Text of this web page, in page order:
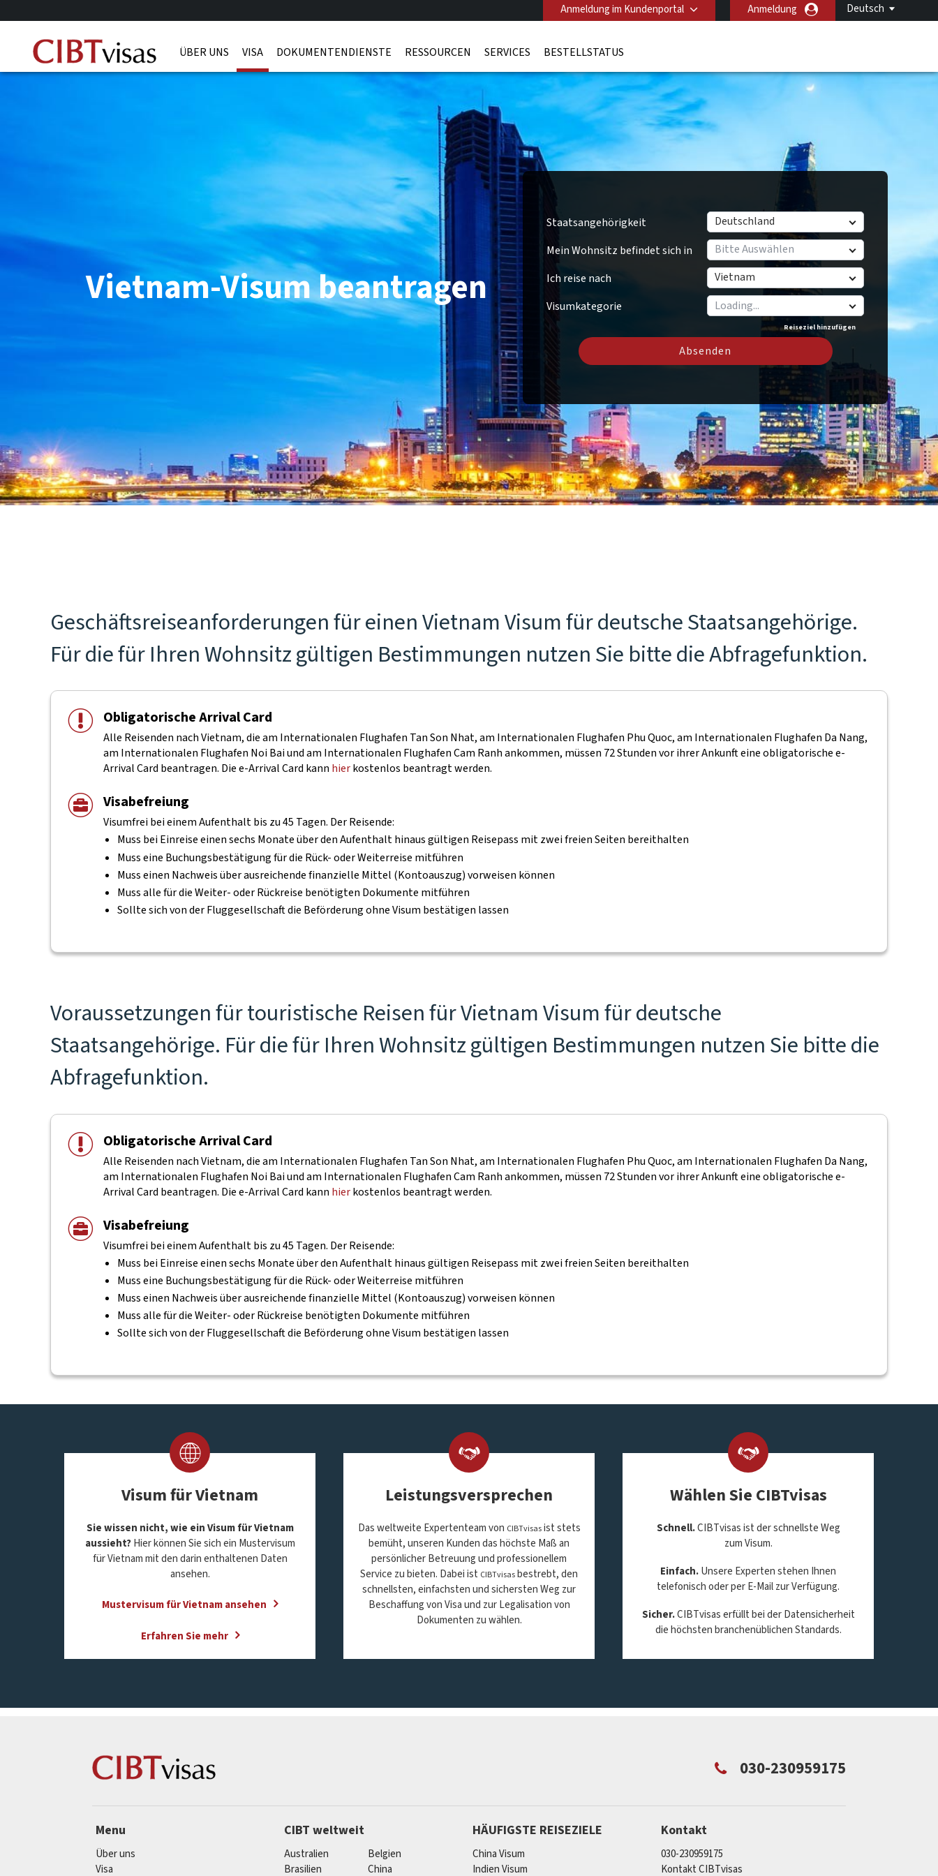
Deutsch
Anmeldung im Kundenportal Anmeldung
ÜBER UNS VISA DOKUMENTENDIENSTE RESSOURCEN SERVICES BESTELLSTATUS
Staatsangehörigkeit
Deutschland
Mein Wohnsitz befindet sich in
Bitte Auswählen
Ich reise nach
Vietnam
Visumkategorie
Reiseziel hinzufügen
Absenden
Vietnam-Visum beantragen
Geschäftsreiseanforderungen für einen Vietnam Visum für deutsche Staatsangehörige.
Für die für Ihren Wohnsitz gültigen Bestimmungen nutzen Sie bitte die Abfragefunktion.
Obligatorische Arrival Card
Alle Reisenden nach Vietnam, die am Internationalen Flughafen Tan Son Nhat, am Internationalen Flughafen Phu Quoc, am Internationalen Flughafen Da Nang,
am Internationalen Flughafen Noi Bai und am Internationalen Flughafen Cam Ranh ankommen, müssen 72 Stunden vor ihrer Ankunft eine obligatorische e-
Arrival Card beantragen. Die e-Arrival Card kann hierkostenlos beantragt werden.
Visabefreiung
Visumfrei bei einem Aufenthalt bis zu 45 Tagen. Der Reisende:
Muss bei Einreise einen sechs Monate über den Aufenthalt hinaus gültigen Reisepass mit zwei freien Seiten bereithalten
Muss eine Buchungsbestätigung für die Rück- oder Weiterreise mitführen
Muss einen Nachweis über ausreichende finanzielle Mittel (Kontoauszug) vorweisen können
Muss alle für die Weiter- oder Rückreise benötigten Dokumente mitführen
Sollte sich von der Fluggesellschaft die Beförderung ohne Visum bestätigen lassen
Voraussetzungen für touristische Reisen für Vietnam Visum für deutsche
Staatsangehörige. Für die für Ihren Wohnsitz gültigen Bestimmungen nutzen Sie bitte die
Abfragefunktion.
Obligatorische Arrival Card
Alle Reisenden nach Vietnam, die am Internationalen Flughafen Tan Son Nhat, am Internationalen Flughafen Phu Quoc, am Internationalen Flughafen Da Nang,
am Internationalen Flughafen Noi Bai und am Internationalen Flughafen Cam Ranh ankommen, müssen 72 Stunden vor ihrer Ankunft eine obligatorische e-
Arrival Card beantragen. Die e-Arrival Card kann hierkostenlos beantragt werden.
Visabefreiung
Visumfrei bei einem Aufenthalt bis zu 45 Tagen. Der Reisende:
Muss bei Einreise einen sechs Monate über den Aufenthalt hinaus gültigen Reisepass mit zwei freien Seiten bereithalten
Muss eine Buchungsbestätigung für die Rück- oder Weiterreise mitführen
Muss einen Nachweis über ausreichende finanzielle Mittel (Kontoauszug) vorweisen können
Muss alle für die Weiter- oder Rückreise benötigten Dokumente mitführen
Sollte sich von der Fluggesellschaft die Beförderung ohne Visum bestätigen lassen
Visum für Vietnam
Sie wissen nicht, wie ein Visum für Vietnam
aussieht?Hier können Sie sich ein Mustervisum
für Vietnam mit den darin enthaltenen Daten
ansehen.
Mustervisum für Vietnam ansehen
Erfahren Sie mehr
Leistungsversprechen
Das weltweite Expertenteam von CIBTvisasist stets
bemüht, unseren Kunden das höchste Maß an
persönlicher Betreuung und professionellem
Service zu bieten. Dabei ist CIBTvisasbestrebt, den
schnellsten, einfachsten und sichersten Weg zur
Beschaffung von Visa und zur Legalisation von
Dokumenten zu wählen.
Wählen Sie CIBTvisas
Schnell.CIBTvisas ist der schnellste Weg
zum Visum.
Einfach.Unsere Experten stehen Ihnen
telefonisch oder per E-Mail zur Verfügung.
Sicher.CIBTvisas erfüllt bei der Datensicherheit
die höchsten branchenüblichen Standards.
030-230959175
Menu
Über uns
Visa
CIBT weltweit
Australien
Belgien
Brasilien
China
HÄUFIGSTE REISEZIELE
China Visum
Indien Visum
Kontakt
030-230959175
Kontakt CIBTvisas